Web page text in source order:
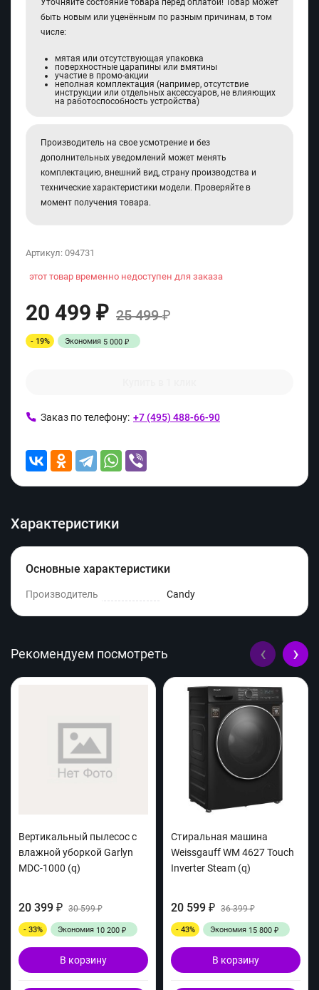
Уточняйте состояние товара перед оплатой! Товар может
быть новым или уценённым по разным причинам, в том
числе:
мятая или отсутствующая упаковка
поверхностные царапины или вмятины
участие в промо-акции
неполная комплектация (например, отсутствие
инструкции или отдельных аксессуаров, не влияющих
на работоспособность устройства)
Производитель на свое усмотрение и без
дополнительных уведомлений может менять
комплектацию, внешний вид, страну производства и
технические характеристики модели. Проверяйте в
момент получения товара.
Артикул: 094731
этот товар временно недоступен для заказа
20 499 ₽ 25 499₽
- 19% Экономия 5 000 ₽
Заказ по телефону: +7 (495) 488-66-90
Характеристики
Основные характеристики
Производитель Candy
Рекомендуем посмотреть
Вертикальный пылесос с
влажной уборкой Garlyn
MDC-1000 (q)
20 399 ₽ 30 599₽
- 33% Экономия 10 200 ₽
В корзину
Cтиральная машина
Weissgauff WM 4627 Touch
Inverter Steam (q)
20 599 ₽ 36 399₽
- 43% Экономия 15 800 ₽
В корзину
‹ ›